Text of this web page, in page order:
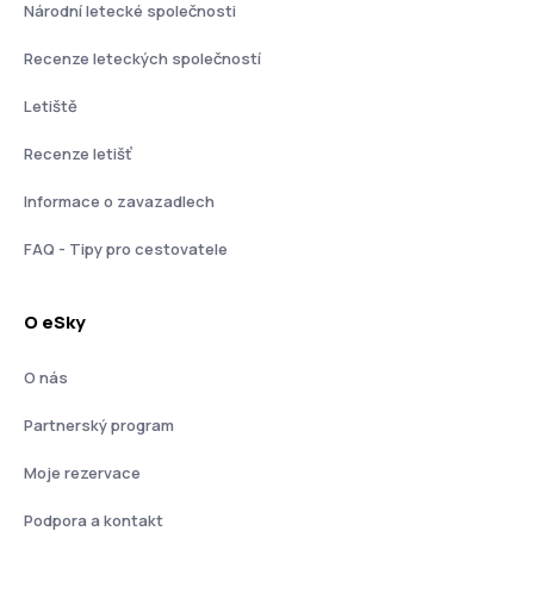
Národní letecké společnosti
Recenze leteckých společností
Letiště
Recenze letišť
Informace o zavazadlech
FAQ - Tipy pro cestovatele
O eSky
O nás
Partnerský program
Moje rezervace
Podpora a kontakt